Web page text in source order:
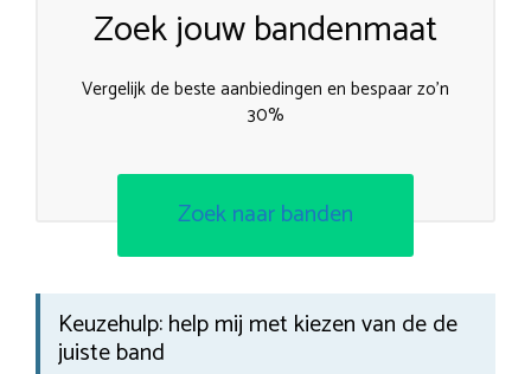
Zoek jouw bandenmaat
Vergelijk de beste aanbiedingen en bespaar zo’n
30%
Zoek naar banden
Keuzehulp: help mij met kiezen van de de
juiste band